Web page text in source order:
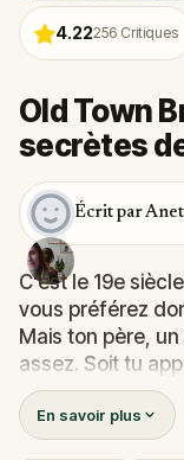
4.22256 Critiques
Old Town
secrètes
Écrit par
C'est le 19e
vous préférez
Mais ton père,
assez. Soit tu
voilà donc au
tavernes, chargé
des brasseurs
En savoir plus